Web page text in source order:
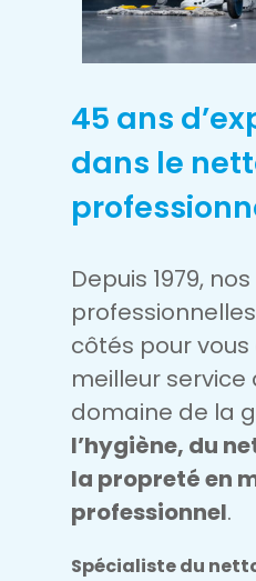
45 ans
dans le
Depuis 1979,
côtés pour
meilleur service
domaine de la
l’hygiène, du
la propreté en
professionnel.
Spécialiste du